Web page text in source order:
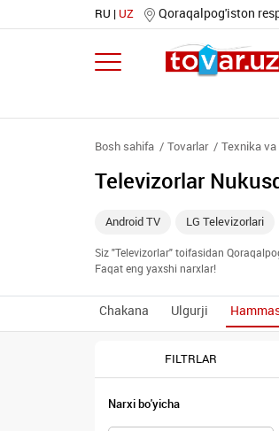
RU UZ Qoraqalpog'iston
Bosh sahifa Tovarlar Texnika
Televizorlar
Android TV LG Televizorlari
Siz "Televizorlar" toifasidan
Faqat eng yaxshi narxlar!
Chakana Ulgurji
FILTRLAR
Narxi bo'yicha